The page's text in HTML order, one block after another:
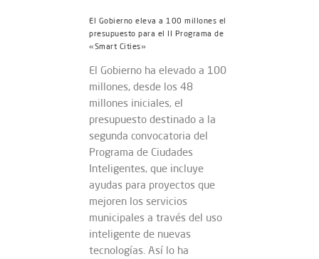
El Gobierno eleva a 100 millones el
presupuesto para el II Programa de
«Smart Cities»
El Gobierno ha elevado a 100
millones, desde los 48
millones iniciales, el
presupuesto destinado a la
segunda convocatoria del
Programa de Ciudades
Inteligentes, que incluye
ayudas para proyectos que
mejoren los servicios
municipales a través del uso
inteligente de nuevas
tecnologías. Así lo ha